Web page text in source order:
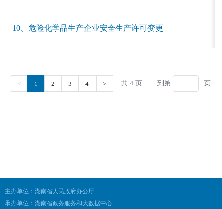
主办单位：湖南省人民政府办公厅
承办单位：湖南省政务服务和大数据中心